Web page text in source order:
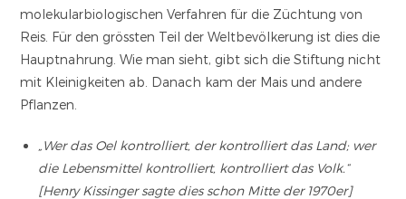
molekularbiologischen Verfahren für die Züchtung von
Reis. Für den grössten Teil der Weltbevölkerung ist dies die
Hauptnahrung. Wie man sieht, gibt sich die Stiftung nicht
mit Kleinigkeiten ab. Danach kam der Mais und andere
Pflanzen.
„Wer das Oel kontrolliert, der kontrolliert das Land; wer
die Lebensmittel kontrolliert, kontrolliert das Volk.“
[Henry Kissinger sagte dies schon Mitte der 1970er]